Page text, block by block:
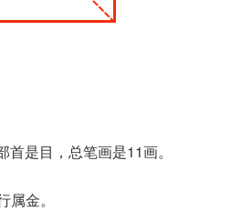
是目，总笔画是11画。
属金。